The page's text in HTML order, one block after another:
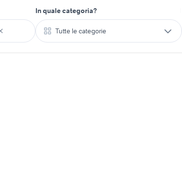
In quale categoria?
Tutte le categorie